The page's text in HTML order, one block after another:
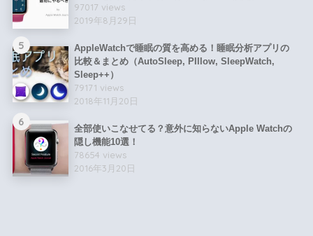
97017 views
2019年8月29日
5
AppleWatchで睡眠の質を高める！睡眠分析アプリの
比較＆まとめ（AutoSleep, PIllow, SleepWatch,
Sleep++）
79171 views
2018年11月20日
6
全部使いこなせてる？意外に知らないApple Watchの
隠し機能10選！
78654 views
2016年3月20日